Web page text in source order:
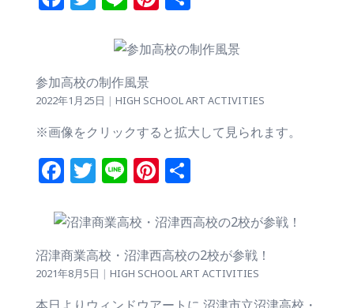
参加高校の制作風景
2022年1月25日 | HIGH SCHOOL ART ACTIVITIES
※画像をクリックすると拡大して見られます。
Facebook
Twitter
LinePinterest
沼津商業高校・沼津西高校の2校が参戦！
2021年8月5日 | HIGH SCHOOL ART ACTIVITIES